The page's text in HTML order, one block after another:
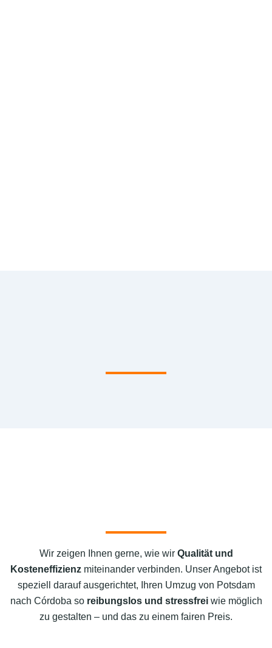
Wir zeigen Ihnen gerne, wie wir Qualität und
Kosteneffizienz miteinander verbinden. Unser Angebot ist
speziell darauf ausgerichtet, Ihren Umzug von Potsdam
nach Córdoba so reibungslos und stressfreiwie möglich
zu gestalten – und das zu einem fairen Preis.